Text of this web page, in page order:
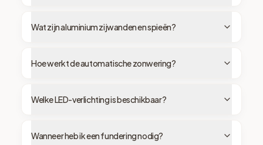
Wat zijn aluminium zijwanden en spieën?
Hoe werkt de automatische zonwering?
Welke LED-verlichting is beschikbaar?
Wanneer heb ik een fundering nodig?